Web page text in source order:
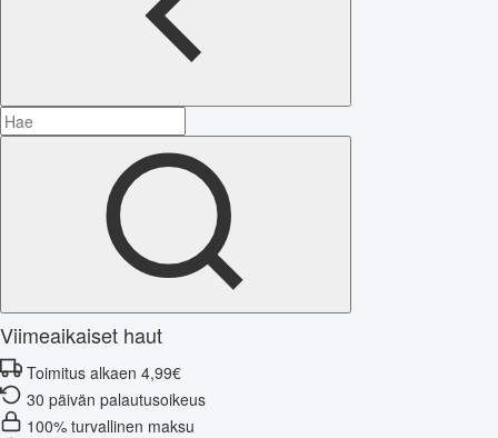
Viimeaikaiset haut
Toimitus alkaen 4,99€
30 päivän palautusoikeus
100% turvallinen maksu